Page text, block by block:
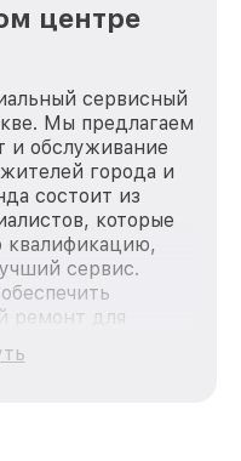
центре
сервисный
Мы предлагаем
и обслуживание
города и
состоит из
которые
квалификацию,
сервис.
ремонт для
Nikon, вне
поломки. Мы